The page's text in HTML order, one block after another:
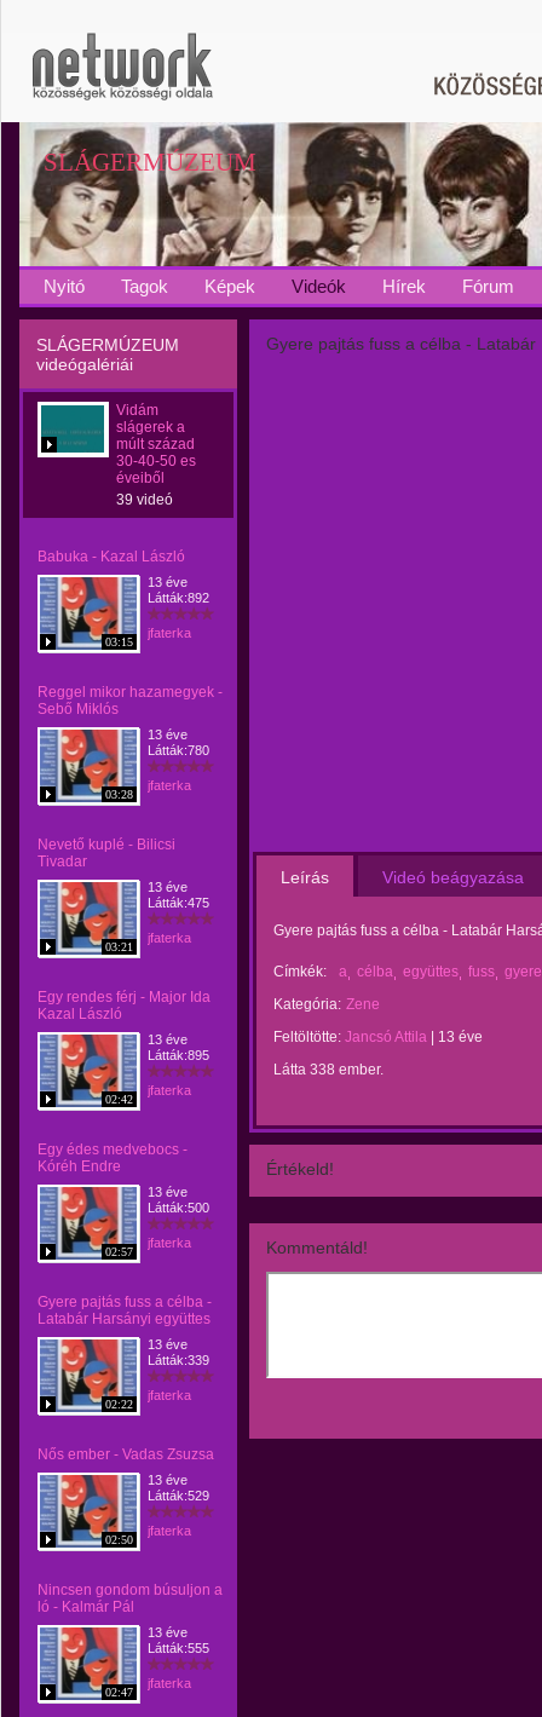
SLÁGERMÚZEUM
Nyitó Tagok Képek Videók Hírek Fórum
SLÁGERMÚZEUM
videógalériái
Vidám
slágerek a
múlt század
30-40-50 es
éveiből
39 videó
Babuka - Kazal László
03:15
13 éve
Látták:892
jfaterka
Reggel mikor hazamegyek -
Sebő Miklós
03:28
13 éve
Látták:780
jfaterka
Nevető kuplé - Bilicsi
Tivadar
03:21
13 éve
Látták:475
jfaterka
Egy rendes férj - Major Ida
Kazal László
02:42
13 éve
Látták:895
jfaterka
Egy édes medvebocs -
Kóréh Endre
02:57
13 éve
Látták:500
jfaterka
Gyere pajtás fuss a célba -
Latabár Harsányi együttes
02:22
13 éve
Látták:339
jfaterka
Nős ember - Vadas Zsuzsa
02:50
13 éve
Látták:529
jfaterka
Nincsen gondom búsuljon a
ló - Kalmár Pál
02:47
13 éve
Látták:555
jfaterka
Gyere pajtás fuss a célba - Latabár
Leírás Videó beágyazása
Gyere pajtás fuss a célba - Latabár
Címkék: a célba együttes fuss gyere
Kategória: Zene
Feltöltötte: Jancsó Attila
13 éve
Látta 338 ember.
Értékeld!
Kommentáld!